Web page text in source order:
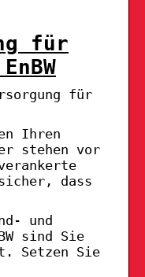
für
für
Ihren
stehen vor
dass
und
sind Sie
Setzen Sie